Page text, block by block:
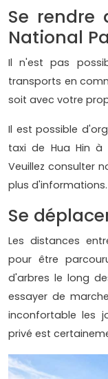
Se rendre
National
Il n'est pas
transports en
soit avec votre
Il est possible
taxi de Hua Hin à
Veuillez consulter
plus d'informations.
Se
Les distances
pour être
d'arbres le long
essayer de
inconfortable les
privé est